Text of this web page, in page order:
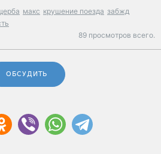
макс крушение поезда забжд
89 просмотров всего.
ОБСУДИТЬ